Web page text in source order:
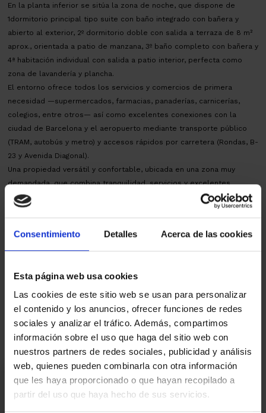
Consentimiento Detalles Acerca de las cookies
Esta página web usa cookies
Las cookies de este sitio web se usan para personalizar
el contenido y los anuncios, ofrecer funciones de redes
sociales y analizar el tráfico. Además, compartimos
información sobre el uso que haga del sitio web con
nuestros partners de redes sociales, publicidad y análisis
web, quienes pueden combinarla con otra información
que les haya proporcionado o que hayan recopilado a
partir del uso que haya hecho de sus servicios.
En la planta inferior se sitúa la zona de noche, que dispone de
1dormitorio principal tipo suite con baño integrado con bañera y
abierto al exterior, 2º dormitorio doble con salida a terraza de 8 m²
aprox., orientada a patio de manzana, 3º baño completo con bañera y
4ª habitación individual con salida a patio interior, perfecta como
zona de lavandería y plancha.
El entorno ofrece todos los servicios y comercios de primera
necesidad —supermercados, farmacias, panaderías, carnicerías,
colegios, entre otros— así como excelentes conexiones con la
ciudad de Barcelona y el aeropuerto mediante transporte público
(TRAM, autobús y metro) y accesos rápidos por carretera (Rondas, B-
23 y Avenida Diagonal).
Una propiedad versátil y confortable, ubicada en una zona muy
demandada, que combina tranquilidad, servicios y excelentes
comunicaciones.
0K35N86PL - Impuesto ITP, según tipo vigente. Gastos notariales y
registrales, según arancel.
Mapa
Vídeo
Estoy interesado